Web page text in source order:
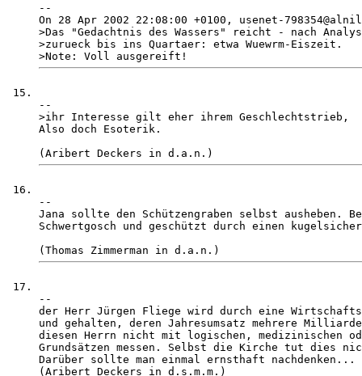
--
On 28 Apr 2002 22:08:00 +0100, usenet-
>Das "Gedachtnis des Wassers" reicht - nach
>zurueck bis ins Quartaer: etwa Wuewrm-Eiszeit.
--
>ihr Interesse gilt eher ihrem Geschlechtstrieb,
Also doch Esoterik.
--
Jana sollte den Schützengraben selbst ausheben.
Schwertgosch und geschützt durch einen
--
der Herr Jürgen Fliege wird durch eine
und gehalten, deren Jahresumsatz mehrere
diesen Herrn nicht mit logischen, medizinischen
Grundsätzen messen. Selbst die Kirche tut dies
Darüber sollte man einmal ernsthaft nachdenken...